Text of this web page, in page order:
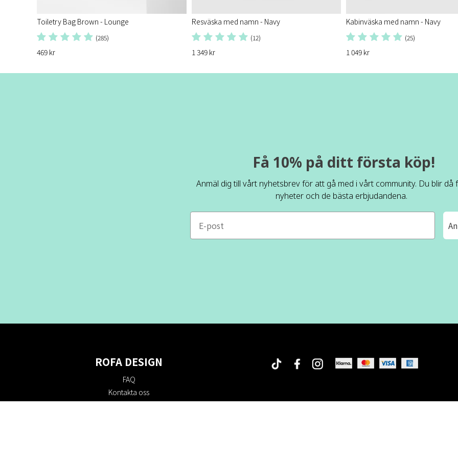
Toiletry Bag Brown - Lounge
(285)
469 kr
Resväska med namn - Navy
(12)
1 349 kr
Kabinväska med namn - Navy
(25)
1 049 kr
Få 10% på ditt första köp!
Anmäl dig till vårt nyhetsbrev för att gå med i vårt community. Du blir då
nyheter och de bästa erbjudandena.
e-mail
ROFA DESIGN
FAQ
Kontakta oss
Om oss